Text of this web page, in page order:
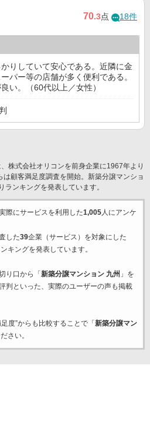
70.3点 18件
りしていて安心である。近隣に金
パー等の店舗が多く便利である。
い。（60代以上／女性）
株式会社オリコンを前身企業に1967年より
は顧客満足度調査を開始。新築分譲マンショ
ランキングを発表しています。
際にサービスを利用した1,005人にアンケ
した39企業（サービス）を対象にした
ンキングを発表しています。
り口から「 新築分譲マンション 九州 」を
判といった、実際のユーザーの声も掲載
度”からも比較することで「 新築分譲マン
さい。